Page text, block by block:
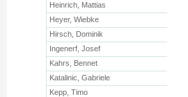
Heinrich, Mattias
Heyer, Wiebke
Hirsch, Dominik
Ingenerf, Josef
Kahrs, Bennet
Katalinic, Gabriele
Kepp, Timo